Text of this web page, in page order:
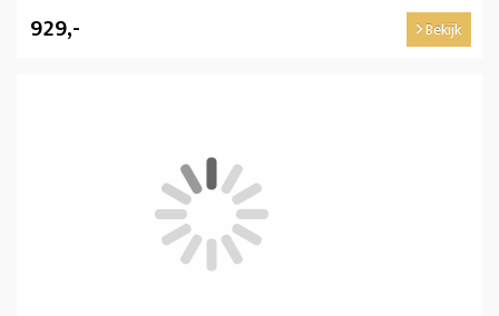
929,- Bekijk